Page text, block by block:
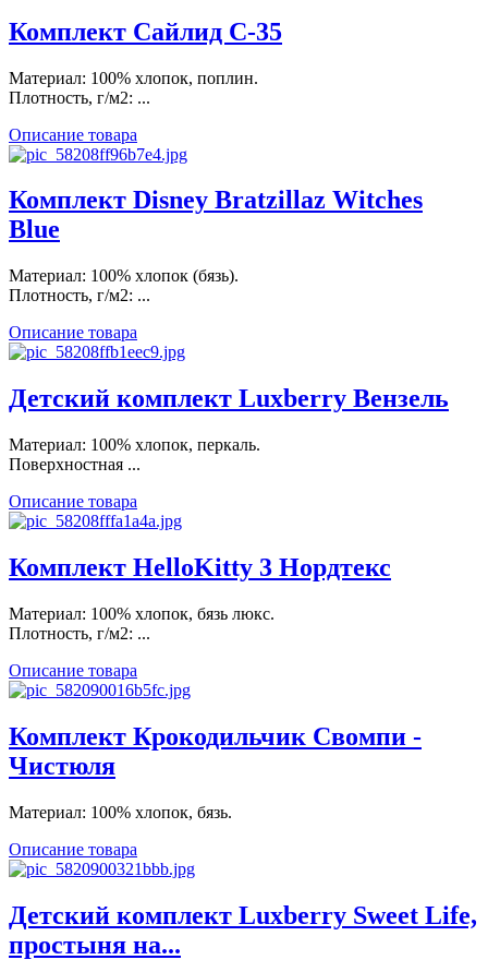
Комплект Сайлид С-35
Материал: 100% хлопок, поплин.
Плотность, г/м2: ...
Описание товара
Комплект Disney Bratzillaz Witches
Blue
Материал: 100% хлопок (бязь).
Плотность, г/м2: ...
Описание товара
Детский комплект Luxberry Вензель
Материал: 100% хлопок, перкаль.
Поверхностная ...
Описание товара
Комплект HelloKitty 3 Нордтекс
Материал: 100% хлопок, бязь люкс.
Плотность, г/м2: ...
Описание товара
Комплект Крокодильчик Свомпи -
Чистюля
Материал: 100% хлопок, бязь.
Описание товара
Детский комплект Luxberry Sweet Life,
простыня на...